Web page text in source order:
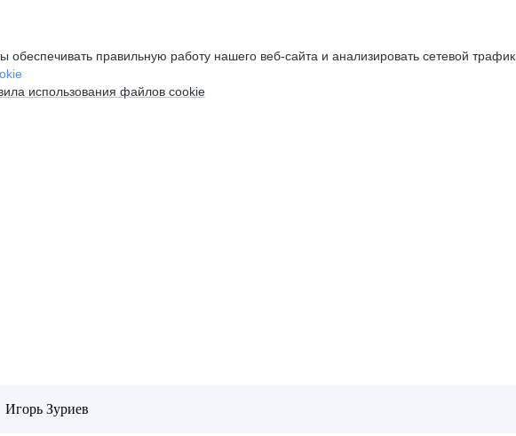
правильную работу нашего веб-сайта и анализировать сетевой трафик.
использования файлов cookie
Игорь Зуриев